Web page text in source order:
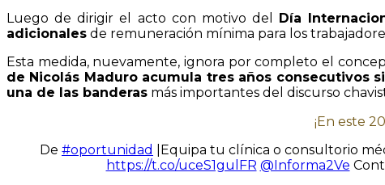
Luego de dirigir el acto con motivo del
Día
adicionales de remuneración mínima para los
Esta medida, nuevamente, ignora por completo el
de Nicolás Maduro acumula tres años consecutivos
una de las banderas más importantes del discurso
¡En este
De #oportunidad |Equipa tu clínica o consultorio
https://t.co/uceS1gulFR @Informa2Ve